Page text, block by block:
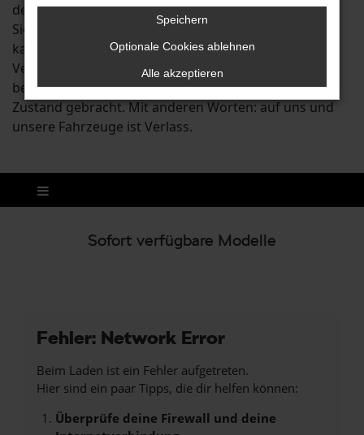
der Umgebung und stellen entsprechend sicher, dass
Sie bei uns vertrauensvoll und mit Gewährleistung
kaufen. Jeder Škoda Gebrauchtwagen wird vor dem
Verkauf in Mainburg in unserer Kfz-Meisterwerkstatt
begutachtet und in einen technisch einwandfreien
Zustand gebracht. Mit anderen Worten: auf uns und
unsere Fahrzeuge ist Verlass.
Sofort verfügbare Modelle
Fehler: Network Error
Beim Laden ist ein Fehler aufgetreten.
Hier sind ein paar Tipps, die dir helfen können:
Überprüfe deine Firewall und deine
Speichern
Optionale Cookies ablehnen
Alle akzeptieren